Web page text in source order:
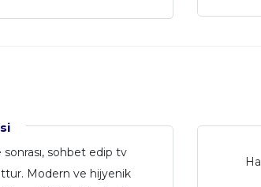
sonrası, sohbet edip tv
Modern ve hijyenik